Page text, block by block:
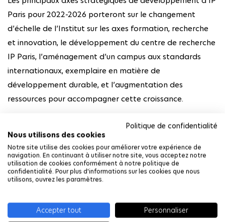
Politique de confidentialité
Nous utilisons des cookies
Notre site utilise des cookies pour améliorer votre expérience de
navigation. En continuant à utiliser notre site, vous acceptez notre
utilisation de cookies conformément à notre politique de
confidentialité. Pour plus d'informations sur les cookies que nous
utilisons, ouvrez les paramètres.
Accepter tout
Personnaliser
Paris pour 2022-2026 porteront sur le changement
d’échelle de l’Institut sur les axes formation, recherche
et innovation, le développement du centre de recherche
IP Paris, l’aménagement d’un campus aux standards
internationaux, exemplaire en matière de
développement durable, et l’augmentation des
ressources pour accompagner cette croissance.
Dans un monde en mouvement et
toujours plus complexe, l’Institut
Polytechnique de Paris est un acteur
majeur pour la formation des leaders